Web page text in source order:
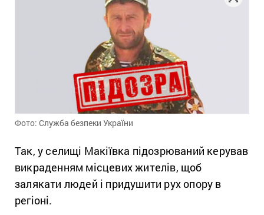
Фото: Служба безпеки України
Так, у селищі Макіївка підозрюваний керував
викраденням місцевих жителів, щоб
залякати людей і придушити рух опору в
регіоні.